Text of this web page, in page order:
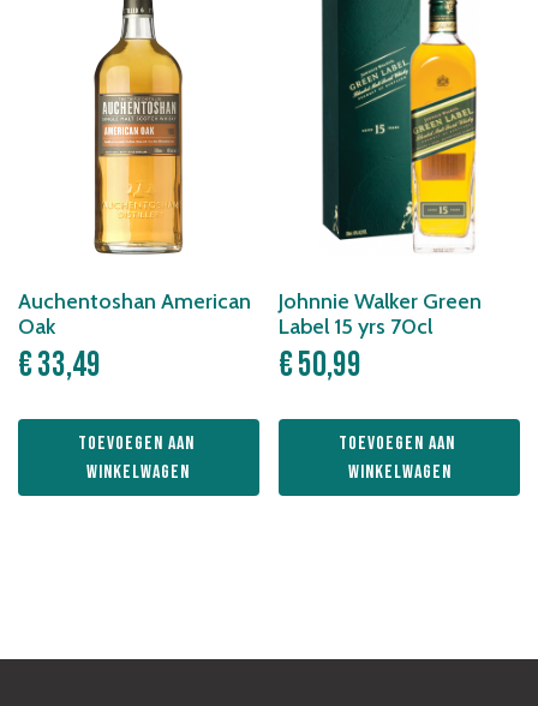
Auchentoshan American
Oak
€33,49
Toevoegen aan
winkelwagen
Johnnie Walker Green
Label 15 yrs 70cl
€50,99
Toevoegen aan
winkelwagen